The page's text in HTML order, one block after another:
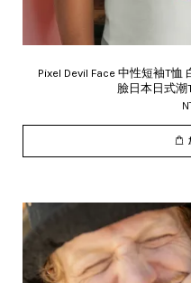
Pixel Devil Face 中性短袖T
臉日本日式潮